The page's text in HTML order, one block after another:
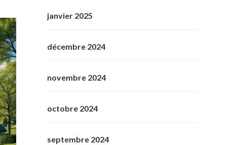
janvier 2025
décembre 2024
novembre 2024
octobre 2024
septembre 2024